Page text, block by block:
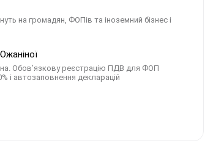
на громадян, ФОПів та іноземний бізнес і
Обов’язкову реєстрацію ПДВ для ФОП
і автозаповнення декларацій